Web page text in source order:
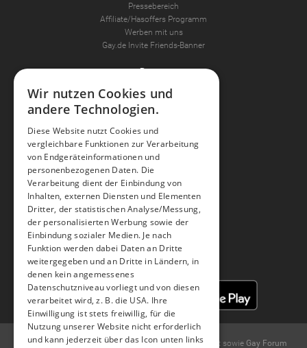
Pressebereich
Affiliate/Hasoffers Programm
Werben mit uns
Gay.de Invite Friends-Banner
Partner
Gaudi
Hilfe & Support
FAQ
Hilfe
Feedback
Tipps & Tricks und Neuheiten
Facebook
© 2004 -2026Gay.de Schwule Kontakte und Gay Chatsowie Gay Forum
Wir nutzen Cookies und
andere Technologien.
Diese Website nutzt Cookies und
vergleichbare Funktionen zur Verarbeitung
von Endgeräteinformationen und
personenbezogenen Daten. Die
Verarbeitung dient der Einbindung von
Inhalten, externen Diensten und Elementen
Dritter, der statistischen Analyse/Messung,
der personalisierten Werbung sowie der
Einbindung sozialer Medien. Je nach
Funktion werden dabei Daten an Dritte
weitergegeben und an Dritte in Ländern, in
denen kein angemessenes
Datenschutzniveau vorliegt und von diesen
verarbeitet wird, z. B. die USA. Ihre
Einwilligung ist stets freiwillig, für die
Nutzung unserer Website nicht erforderlich
und kann jederzeit über das Icon unten links